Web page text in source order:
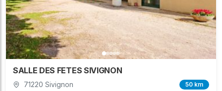
SALLE DES FETES SIVIGNON
71220 Sivignon 50 km